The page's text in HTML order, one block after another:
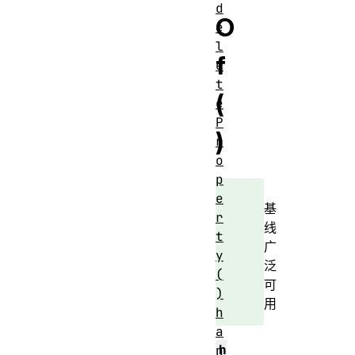
O
f
(
)
基
线
广
泛
可
用
h
d
e
l
e
t
e
P
r
o
p
e
r
t
y
(
)
h
a
n